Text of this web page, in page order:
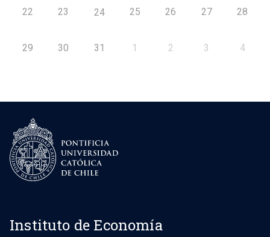
22 23 24 25 26 27 28
29 30 31 1 2 3 4
Instituto de Economía